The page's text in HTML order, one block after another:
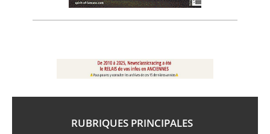
RUBRIQUES PRINCIPALES